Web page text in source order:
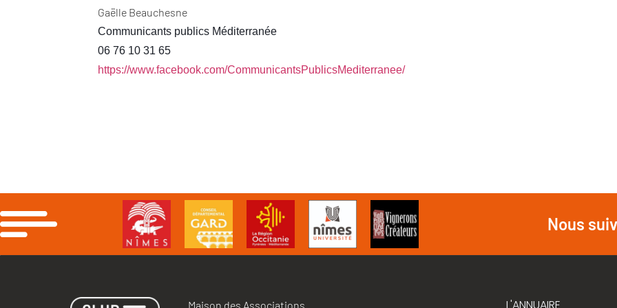
Gaëlle Beauchesne
Communicants publics Méditerranée
06 76 10 31 65
https://www.facebook.com/CommunicantsPublicsMediterranee/
Nous
Maison des Associations